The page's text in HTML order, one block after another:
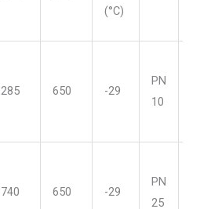
(°C)
285 650 -29
PN
10
740 650 -29
PN
25